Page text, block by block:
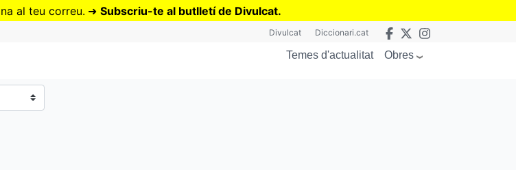
Vés
al teu correu. ➜ Subscriu-te al butlletí de Divulcat.
Divulcat Diccionari.cat
Temes d'actualitat Obres